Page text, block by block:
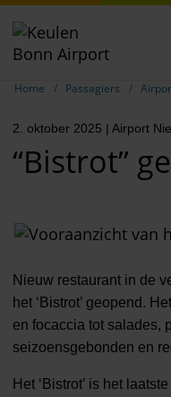
Home Passagiers
2. oktober 2025 | Airport
“Bistrot”
Nieuw restaurant in de
het ‘Bistrot’ geopend.
en focaccia tot salades,
seizoensgebonden en
Het ‘Bistrot’ is het